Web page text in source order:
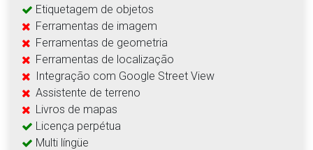
Etiquetagem de objetos
Ferramentas de imagem
Ferramentas de geometria
Ferramentas de localização
Integração com Google Street View
Assistente de terreno
Livros de mapas
Licença perpétua
Multi língüe